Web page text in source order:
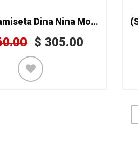
(SOD) Camiseta Dina Nina Mod. 178
$ 305.00